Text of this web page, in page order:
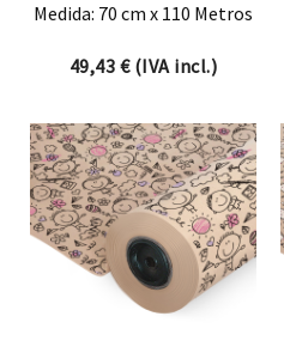
Medida: 70 cm x 110 Metros
49,43 €(IVA incl.)